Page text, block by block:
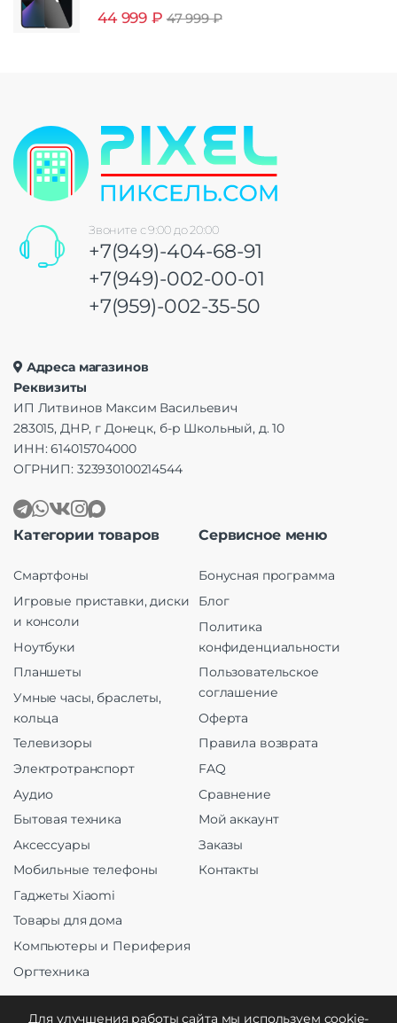
44 999 ₽ 47 999₽
Звоните с 9:00 до 20:00
+7(949)-404-68-91
+7(949)-002-00-01
+7(959)-002-35-50
Адреса магазинов
Реквизиты
ИП Литвинов Максим Васильевич
283015, ДНР, г Донецк, б-р Школьный, д. 10
ИНН: 614015704000
ОГРНИП: 323930100214544
Категории товаров
Смартфоны
Игровые приставки, диски
и консоли
Ноутбуки
Планшеты
Умные часы, браслеты,
кольца
Телевизоры
Электротранспорт
Аудио
Бытовая техника
Аксессуары
Мобильные телефоны
Гаджеты Xiaomi
Товары для дома
Компьютеры и Периферия
Оргтехника
Сервисное меню
Бонусная программа
Блог
Политика
конфиденциальности
Пользовательское
соглашение
Оферта
Правила возврата
FAQ
Сравнение
Мой аккаунт
Заказы
Контакты
Для улучшения работы сайта мы используем cookie-